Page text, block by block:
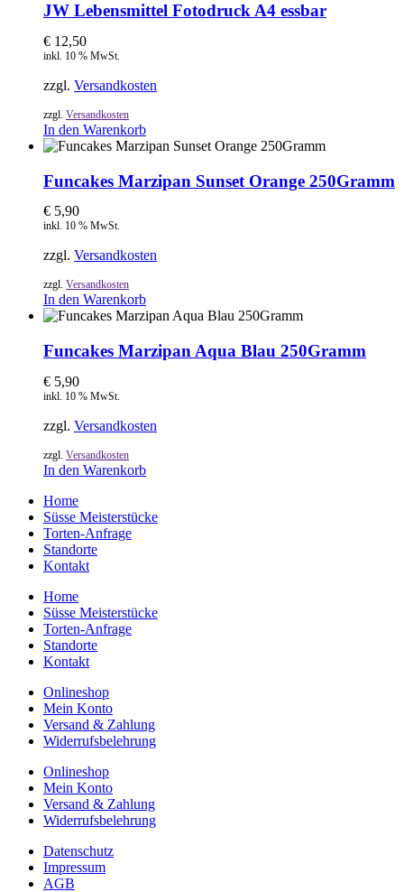
JW Lebensmittel Fotodruck A4 essbar
€ 12,50
inkl. 10 % MwSt.
zzgl. Versandkosten
zzgl. Versandkosten
In den Warenkorb
Funcakes Marzipan Sunset Orange 250Gramm
€ 5,90
inkl. 10 % MwSt.
zzgl. Versandkosten
zzgl. Versandkosten
In den Warenkorb
Funcakes Marzipan Aqua Blau 250Gramm
€ 5,90
inkl. 10 % MwSt.
zzgl. Versandkosten
zzgl. Versandkosten
In den Warenkorb
Home
Süsse Meisterstücke
Torten-Anfrage
Standorte
Kontakt
Home
Süsse Meisterstücke
Torten-Anfrage
Standorte
Kontakt
Onlineshop
Mein Konto
Versand & Zahlung
Widerrufsbelehrung
Onlineshop
Mein Konto
Versand & Zahlung
Widerrufsbelehrung
Datenschutz
Impressum
AGB